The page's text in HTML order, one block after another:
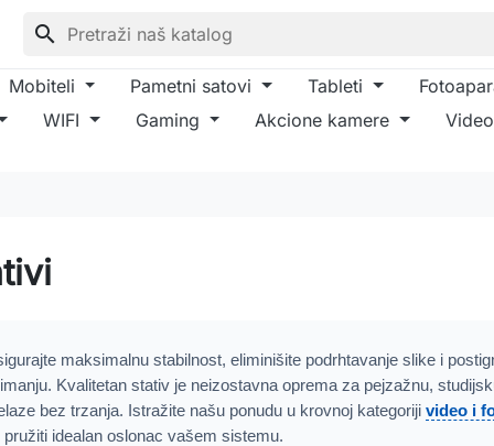
search
Mobiteli Pametni satovi Tableti
WIFI
Gaming Akcione kamere
maksimalnu stabilnost, eliminišite podrhtavanje slike i
Kvalitetan stativ je neizostavna oprema za pejzažnu,
bez trzanja. Istražite našu ponudu u krovnoj kategoriji video i
pružiti idealan oslonac vašem sistemu.